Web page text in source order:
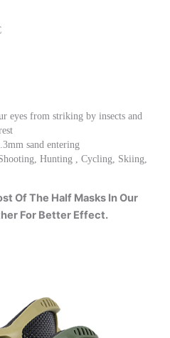
eyes from striking by insects and
sand entering
Hunting , Cycling, Skiing,
Of The Half Masks In Our
For Better Effect.